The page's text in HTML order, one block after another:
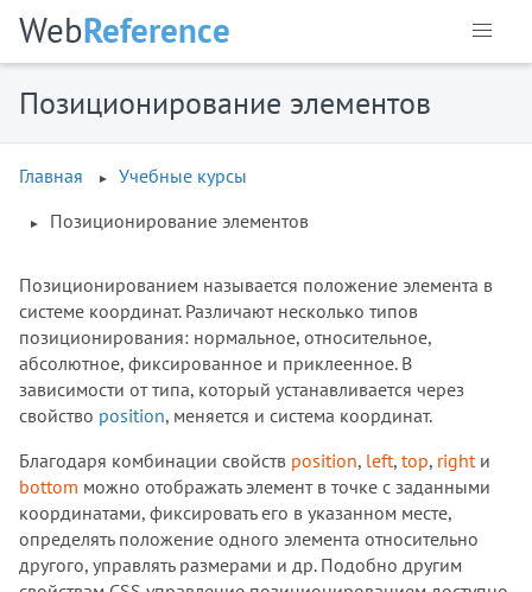
WebReference
Позиционирование элементов
Главная
Учебные курсы
Позиционирование элементов
Позиционированием называется положение элемента в
системе координат. Различают несколько типов
позиционирования: нормальное, относительное,
абсолютное, фиксированное и приклеенное. В
зависимости от типа, который устанавливается через
свойство position, меняется и система координат.
Благодаря комбинации свойств position, left, top, right и
bottom можно отображать элемент в точке с заданными
координатами, фиксировать его в указанном месте,
определять положение одного элемента относительно
другого, управлять размерами и др. Подобно другим